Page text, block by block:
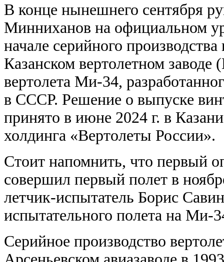
В конце нынешнего сентября
Минниханов на официальном
начале серийного
Казанском вертолетном
вертолета Ми-34,
в СССР. Решение о выпуске
принято в июне 2024 г. в
холдинга «Вертолеты России».
Стоит напомнить, что первый
совершил первый полет в
летчик-испытатель Борис
испытательного полета на Ми-
Серийное производство